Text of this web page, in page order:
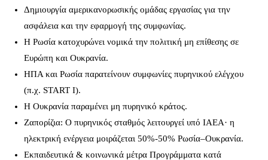
Δημιουργία αμερικανορωσικής ομάδας εργασίας για την
ασφάλεια και την εφαρμογή της συμφωνίας.
Η Ρωσία κατοχυρώνει νομικά την πολιτική μη επίθεσης σε
Ευρώπη και Ουκρανία.
ΗΠΑ και Ρωσία παρατείνουν συμφωνίες πυρηνικού ελέγχου
(π.χ. START I).
Η Ουκρανία παραμένει μη πυρηνικό κράτος.
Ζαπορίζια: Ο πυρηνικός σταθμός λειτουργεί υπό IAEA· η
ηλεκτρική ενέργεια μοιράζεται 50%-50% Ρωσία–Ουκρανία.
Εκπαιδευτικά & κοινωνικά μέτρα Προγράμματα κατά